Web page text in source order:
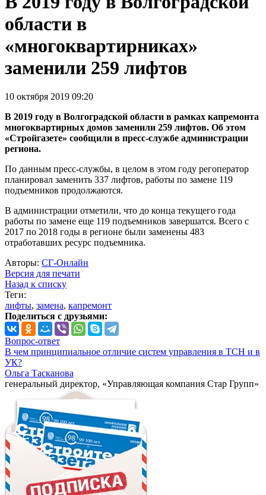
области в
«многоквартирниках»
заменили 259 лифтов
10 октября 2019 09:20
В 2019 году в Волгоградской области в рамках капремонта
многоквартирных домов заменили 259 лифтов. Об этом
«Стройгазете» сообщили в пресс-службе администрации
региона.
По данным пресс-службы, в целом в этом году регоператор
планировал заменить 337 лифтов, работы по замене 119
подъемников продолжаются.
В администрации отметили, что до конца текущего года
работы по замене еще 119 подъемников завершатся. Всего с
2017 по 2018 годы в регионе были заменены 483
отработавших ресурс подъемника.
Авторы: СГ-Онлайн
Версия для печати
Назад к списку
Теги:
лифты, замена, капремонт
Поделиться с друзьями:
Вопрос-ответ
В чем принципиальное отличие систем управления в ТСН и в
УК?
Ольга Тасканова
генеральный директор, «Управляющая компания Стар Групп»